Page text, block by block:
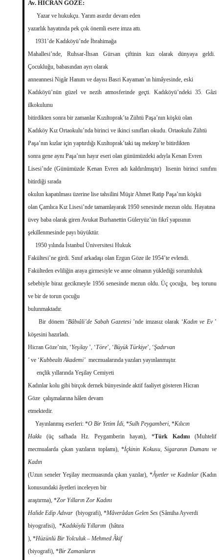
Av. HİCRAN GÖZE:
Yazar ve hukukçu. Yarım asırdır devam eden
yazarlık hayatında pek çok önemli esere imza attı.
1931’de Kadıköyü’nde İbrahimağa
Mahallesi’nde, Ruhsar-İhsan Gürsan çiftinin kızı olarak dünyaya geldi.
Çocukluğu, babasından ayrı olarak
anneannesi Nigâr Hanım ve dayısı Basri Kayaman’ın himâyesinde, eski
Kadıköyü’nün güzel ve nezih atmosferinde geçti. Kadıköyü’ndeki 35. Gâzi
ilkokulunu
bitirdikten sonra bir zamanlar Kızıltoprak’ta Zühtü Paşa’nın köşkü olan
Kadıköy Kız Ortaokulu’nda birinci ve ikinci sınıfları okudu. Ortaokulu Zühtü
Paşa’nın kızlar için yaptırdığı Kızıltoprak’taki taş mektep’te bitirdikten
sonra gene aynı Paşa’nın hayır eseri olan günümüzdeki adıyla Kenan Evren
Lisesi’nde (Günümüzde Kenan Evren adı kaldırılmıştır) lisenin birinci sınıfını
bitirdiği sırada
okulun kapatılması üzerine lise tahsilini Müşir Ahmet Ratip Paşa’nın köşkü
olan Çamlıca Kız Lisesi’nde tamamlayarak 1950 senesinde mezun oldu. Hayatına
üvey baba olarak giren Avukat Burhanettin Güleryüz’ün fikrî yapısının
şekillenmesinde payı büyüktür.
1950 yılında İstanbul Üniversitesi Hukuk
Fakültesi’ne girdi. Sınıf arkadaşı olan Ergun Göze ile 1954’te evlendi.
Fakülteden evliliğin araya girmesiyle ve anne olmanın yüklediği sorumluluk
sebebiyle biraz gecikmeyle 1956 senesinde mezun oldu. Üç çocuğu, beş torunu
ve bir de torun çocuğu
bulunmaktadır.
Bir dönem ‘Bâbıâli’de Sabah Gazetesi ’nde imzasız olarak ‘Kadın ve Ev’
köşesini hazırladı.
Hicran Göze’nin, ‘Yeşilay’, ‘Töre’, ‘Büyük Türkiye’, ‘Şadırvan
’ ve ‘Kubbealtı Akademi’ mecmualarında yazıları yayınlanmıştır.
ençlik yıllarında Yeşilay Cemiyeti
Kadınlar kolu gibi birçok dernek bünyesinde aktif faaliyet gösteren Hicran
Göze çalışmalarına hâlen devam
etmektedir.
Yayınlanmış eserleri: *O Bir Yetim İdi, *Sulh Peygamberi, *Kılıcın
Hakkı (üç safhada Hz. Peygamberin hayatı), *Türk Kadını(Muhtelif
mecmualarda çıkan yazıların toplamı), *İçkinin Kokusu, Sigaranın Dumanı ve
Kadın
(Uzun seneler Yeşilay mecmuasında çıkan yazılar), *Âyetler ve Kadınlar(Kadın
konusundaki âyetleri inceleyen bir
araştırma), *Zor Yılların Zor Kadını
Halide Edip Adıvar (biyografi), *Mâverâdan Gelen Ses (Sâmiha Ayverdi
biyografisi), *Kadıköylü Yıllarım (hâtıra
), *Hüzünlü Bir Yolculuk – Mehmed Âkif
(biyografi), *Bir Zamanların